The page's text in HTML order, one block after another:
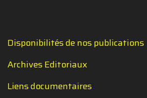
Disponibilités de nos publications
Archives Editoriaux
Liens documentaires